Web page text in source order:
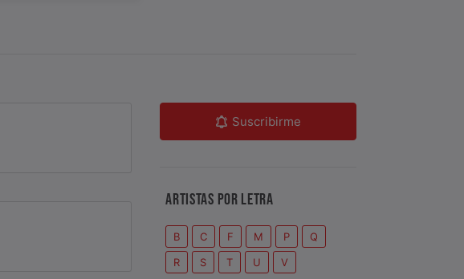
Suscribirme
ARTISTAS POR LETRA
B C F M P
Q
R
S T U V